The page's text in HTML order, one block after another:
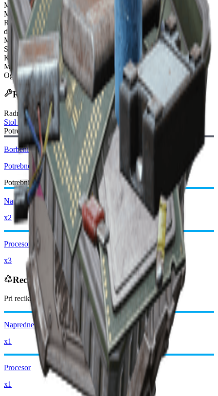
Mjesta u Ruksaku
18
Mjesta za Upotrebu Granata 2
Regeneracija Zdravlja
Restores 2 health every 5 seconds. When
damage is taken the effect is paused for 30 seconds.
Mjesta za Brzu Upotrebu
Sigurna Mjesta u Dzepu
Kompatibilnost Stita Light, Medium, Heavy
Mjesta za Oruzje2
Ogranicenje Tezine 65
Recept za izradu
Radni stol
Stol za Opremu
Potreban nacrt:
Borbeni Mk. 3 (Bocni) Nacrt
Potrebno
Potrebni materijali:
Napredne Električne Komponente
x2
Procesor
x3
Reciklira se u
Pri recikliranju dobivate -2750 manje Raider novčića
Napredne Električne Komponente
x1
Procesor
x1